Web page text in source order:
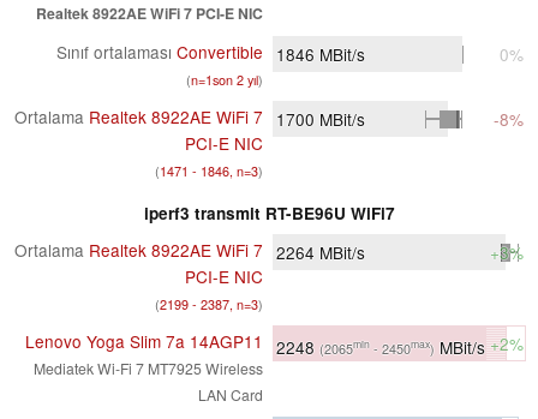
Realtek 8922AE WiFi 7 PCI-E NIC
Sınıf ortalaması Convertible
(n=1son 2 yıl)
1846 MBit/s 0%
Ortalama Realtek 8922AE WiFi 7
PCI-E NIC
(1471 - 1846, n=3)
1700 MBit/s -8%
iperf3 transmit RT-BE96U WiFi7
Ortalama Realtek 8922AE WiFi 7
PCI-E NIC
(2199 - 2387, n=3)
2264 MBit/s +3%
Lenovo Yoga Slim 7a 14AGP11
Mediatek Wi-Fi 7 MT7925 Wireless
LAN Card
2248 (2065min - 2450max) MBit/s +2%